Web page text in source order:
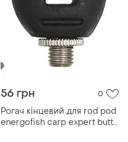
56 грн 0
Рогач кінцевий для rod pod
energofish carp expert butt